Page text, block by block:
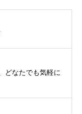
どなたでも気軽に